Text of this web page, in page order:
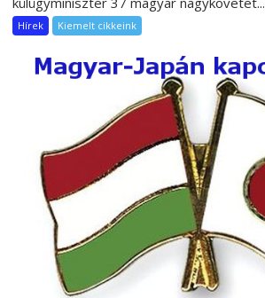
Hírek Kiemelt cikkeink